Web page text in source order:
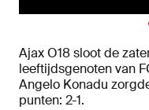
Ajax O18 sloot de
leeftijdsgenoten van
Angelo Konadu
punten: 2-1.